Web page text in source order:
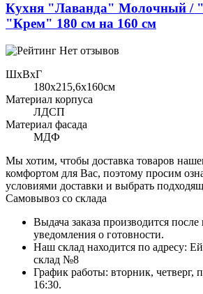
Кухня "Лаванда" Молочный /
"Крем" 180 см на 160 см
Нет отзывов
ШхВхГ
180x215,6х160см
Материал корпуса
ЛДСП
Материал фасада
МДФ
Мы хотим, чтобы доставка товаров
комфортом для Вас, поэтому просим
условиями доставки и выбрать
Самовывоз со склада
Выдача заказа производится
уведомления о готовности.
Наш склад находится по адресу:
склад №8
График работы: вторник, четверг,
16:30.